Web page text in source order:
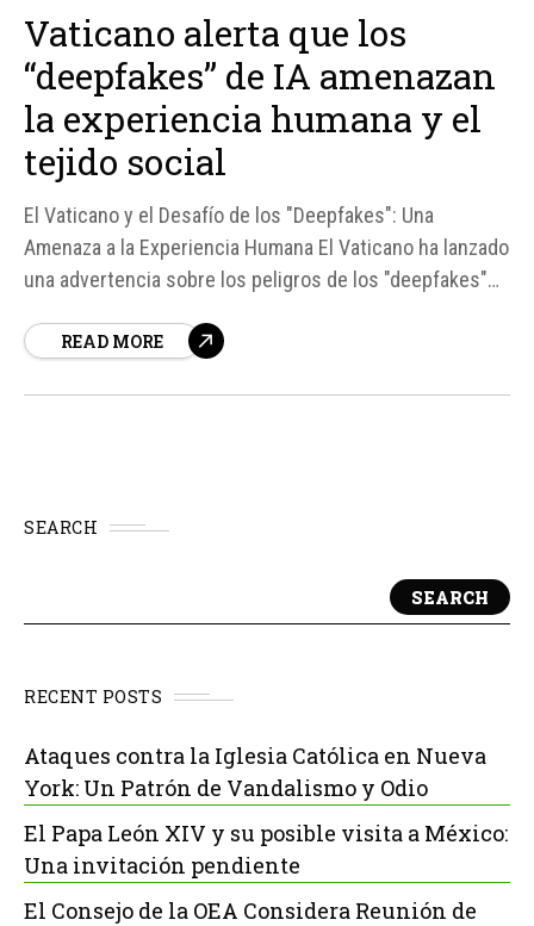
Vaticano alerta que los
“deepfakes” de IA amenazan
la experiencia humana y el
tejido social
El Vaticano y el Desafío de los "Deepfakes": Una
Amenaza a la Experiencia Humana El Vaticano ha lanzado
una advertencia sobre los peligros de los "deepfakes"
potencial para dañar la experiencia humana auténtica y
READ MORE
SEARCH
SEARCH
RECENT POSTS
Ataques contra la Iglesia Católica en Nueva
York: Un Patrón de Vandalismo y Odio
El Papa León XIV y su posible visita a México:
Una invitación pendiente
El Consejo de la OEA Considera Reunión de